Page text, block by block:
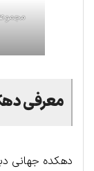
معرفی
دهکد‌ه جها‌نی